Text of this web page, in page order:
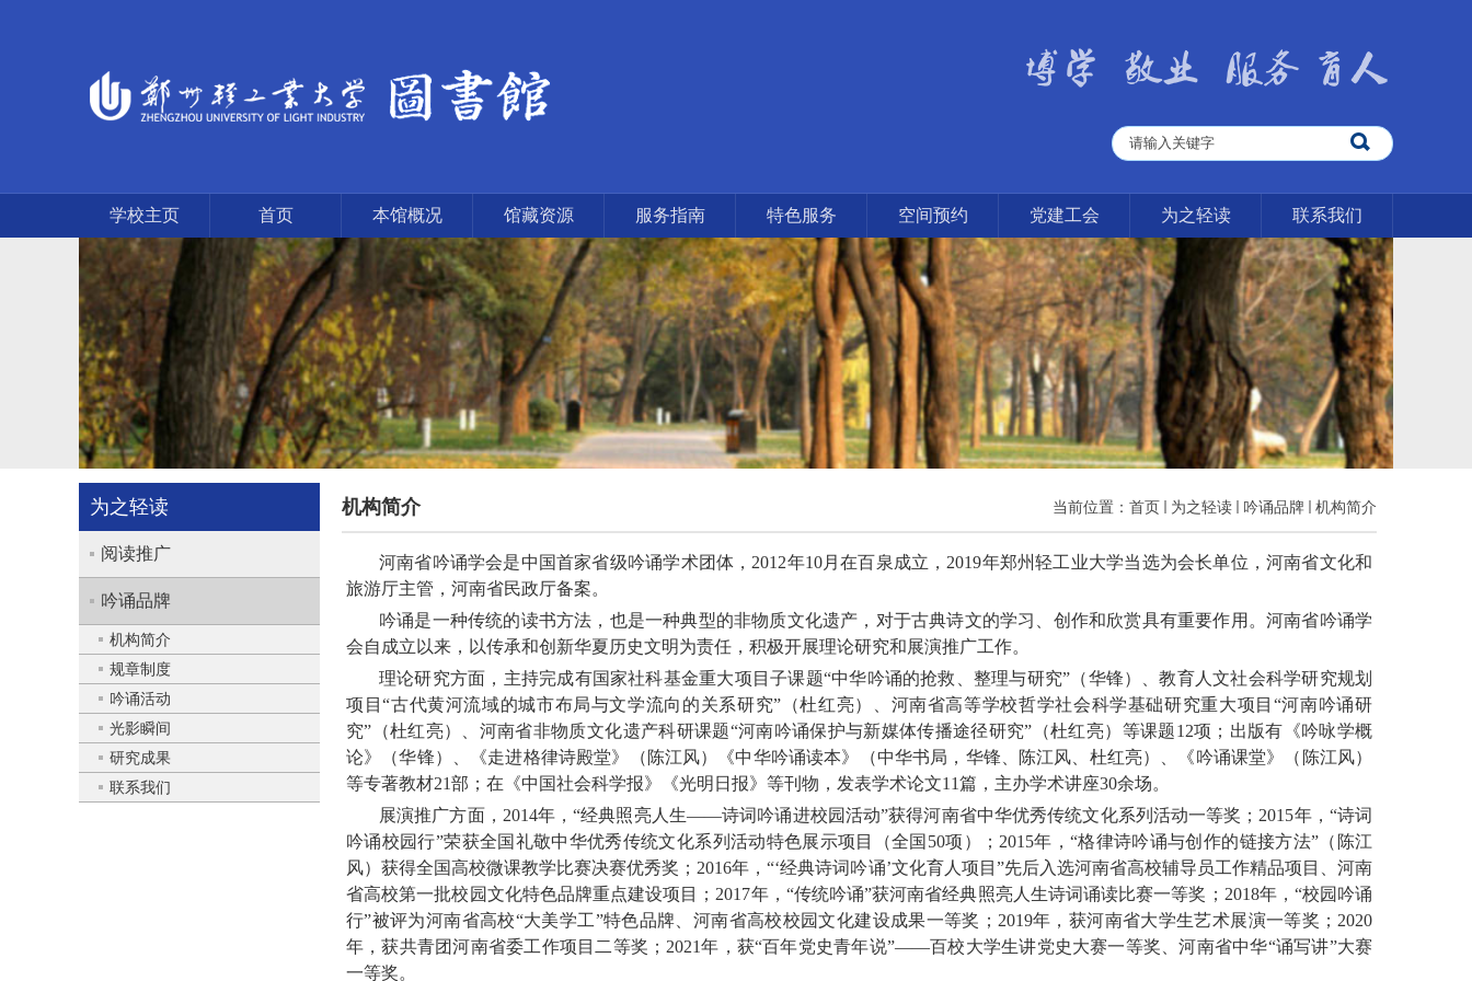
学校主页 首页 本馆概况 馆藏资源 服务指南 特色服务 空间预约 党建工会 为之轻读 联系我们
为之轻读
阅读推广
吟诵品牌
机构简介
规章制度
吟诵活动
光影瞬间
研究成果
联系我们
机构简介 当前位置： 首页 为之轻读 吟诵品牌 机构简介
河南省吟诵学会是中国首家省级吟诵学术团体， 2012年10月在百泉成立， 2019年郑州轻工业大学当选为会长单位，河南省文化和
旅游厅主管，河南省民政厅备案。
吟诵是一种传统的读书方法，也是一种典型的非物质文化遗产，对于古典诗文的学习、创作和欣赏具有重要作用。河南省吟诵学
会自成立以来，以传承和创新华夏历史文明为责任，积极开展理论研究和展演推广工作。
理论研究方面，主持完成有国家社科基金重大项目子课题“中华吟诵的抢救、整理与研究”（华锋）、教育人文社会科学研究规划
项目“古代黄河流域的城市布局与文学流向的关系研究”（杜红亮）、河南省高等学校哲学社会科学基础研究重大项目“河南吟诵研
究”（杜红亮）、河南省非物质文化遗产科研课题“河南吟诵保护与新媒体传播途径研究”（杜红亮）等课题12项；出版有《吟咏学概
论》（华锋）、《走进格律诗殿堂》（陈江风）《中华吟诵读本》（中华书局，华锋、陈江风、杜红亮）、《吟诵课堂》（陈江风）
等专著教材21部；在《中国社会科学报》《光明日报》等刊物，发表学术论文11篇，主办学术讲座30余场。
展演推广方面， 2014年，“经典照亮人生——诗词吟诵进校园活动”获得河南省中华优秀传统文化系列活动一等奖； 2015年，“诗词
吟诵校园行”荣获全国礼敬中华优秀传统文化系列活动特色展示项目（全国 50项）； 2015年，“格律诗吟诵与创作的链接方法”（陈江
风）获得全国高校微课教学比赛决赛优秀奖； 2016年，“‘经典诗词吟诵’文化育人项目 ”先后入选河南省高校辅导员工作精品项目、河南
省高校第一批校园文化特色品牌重点建设项目； 2017年，“传统吟诵”获河南省经典照亮人生诗词诵读比赛一等奖； 2018年，“校园吟诵
行”被评为河南省高校“大美学工”特色品牌、河南省高校校园文化建设成果一等奖； 2019年，获河南省大学生艺术展演一等奖； 2020
年，获共青团河南省委工作项目二等奖； 2021年，获“百年党史青年说”——百校大学生讲党史大赛一等奖、河南省中华“诵写讲”大赛
一等奖。